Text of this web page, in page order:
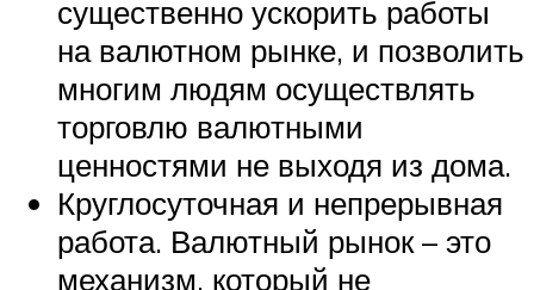
существенно ускорить работы
на валютном рынке, и позволить
многим людям осуществлять
торговлю валютными
ценностями не выходя из дома.
Круглосуточная и непрерывная
работа. Валютный рынок – это
механизм, который не